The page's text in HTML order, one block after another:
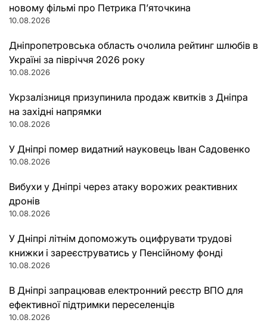
новому фільмі про Петрика П’яточкина
10.08.2026
Дніпропетровська область очолила рейтинг шлюбів в
Україні за півріччя 2026 року
10.08.2026
Укрзалізниця призупинила продаж квитків з Дніпра
на західні напрямки
10.08.2026
У Дніпрі помер видатний науковець Іван Садовенко
10.08.2026
Вибухи у Дніпрі через атаку ворожих реактивних
дронів
10.08.2026
У Дніпрі літнім допоможуть оцифрувати трудові
книжки і зареєструватись у Пенсійному фонді
10.08.2026
В Дніпрі запрацював електронний реєстр ВПО для
ефективної підтримки переселенців
10.08.2026